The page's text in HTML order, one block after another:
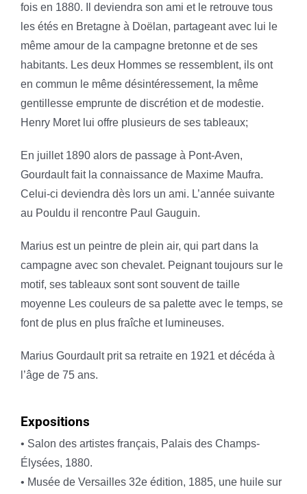
fois en 1880. Il deviendra son ami et le retrouve tous
les étés en Bretagne à Doëlan, partageant avec lui le
même amour de la campagne bretonne et de ses
habitants. Les deux Hommes se ressemblent, ils ont
en commun le même désintéressement, la même
gentillesse emprunte de discrétion et de modestie.
Henry Moret lui offre plusieurs de ses tableaux;
En juillet 1890 alors de passage à Pont-Aven,
Gourdault fait la connaissance de Maxime Maufra.
Celui-ci deviendra dès lors un ami. L’année suivante
au Pouldu il rencontre Paul Gauguin.
Marius est un peintre de plein air, qui part dans la
campagne avec son chevalet. Peignant toujours sur le
motif, ses tableaux sont sont souvent de taille
moyenne Les couleurs de sa palette avec le temps, se
font de plus en plus fraîche et lumineuses.
Marius Gourdault prit sa retraite en 1921 et décéda à
l’âge de 75 ans.
Expositions
• Salon des artistes français, Palais des Champs-
Élysées, 1880.
• Musée de Versailles 32e édition, 1885, une huile sur